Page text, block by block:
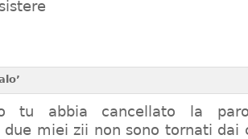
tu abbia cancellato la
due miei zii non sono tornati dai